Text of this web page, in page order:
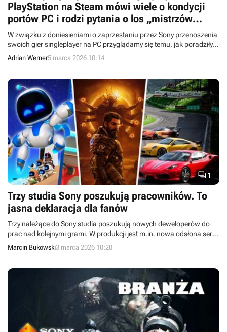
PlayStation na Steam mówi wiele o kondycji
portów PC i rodzi pytania o los „mistrzów
konwersji”
W związku z doniesieniami o zaprzestaniu przez Sony przenoszenia
swoich gier singleplayer na PC przyglądamy się temu, jak poradziły
sobie te już wydane produkcje.
Adrian Werner5 marca 2026 10:14
1
Trzy studia Sony poszukują pracowników. To
jasna deklaracja dla fanów
Trzy należące do Sony studia poszukują nowych deweloperów do
prac nad kolejnymi grami. W produkcji jest m.in. nowa odsłona serii
Gran Turismo.
Marcin Bukowski3 marca 2026 10:20